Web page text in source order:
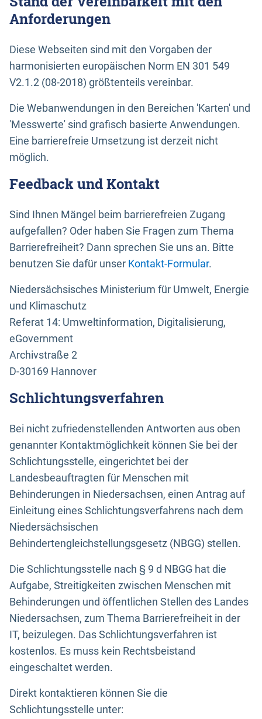
Anforderungen
Diese Webseiten sind mit den Vorgaben der
harmonisierten europäischen Norm EN 301 549
V2.1.2 (08-2018) größtenteils vereinbar.
Die Webanwendungen in den Bereichen 'Karten' und
'Messwerte' sind grafisch basierte Anwendungen.
Eine barrierefreie Umsetzung ist derzeit nicht
möglich.
Feedback und Kontakt
Sind Ihnen Mängel beim barrierefreien Zugang
aufgefallen? Oder haben Sie Fragen zum Thema
Barrierefreiheit? Dann sprechen Sie uns an. Bitte
benutzen Sie dafür unser Kontakt-Formular.
Niedersächsisches Ministerium für Umwelt, Energie
und Klimaschutz
Referat 14: Umweltinformation, Digitalisierung,
eGovernment
Archivstraße 2
D-30169 Hannover
Schlichtungsverfahren
Bei nicht zufriedenstellenden Antworten aus oben
genannter Kontaktmöglichkeit können Sie bei der
Schlichtungsstelle, eingerichtet bei der
Landesbeauftragten für Menschen mit
Behinderungen in Niedersachsen, einen Antrag auf
Einleitung eines Schlichtungsverfahrens nach dem
Niedersächsischen
Behindertengleichstellungsgesetz (NBGG) stellen.
Die Schlichtungsstelle nach § 9 d NBGG hat die
Aufgabe, Streitigkeiten zwischen Menschen mit
Behinderungen und öffentlichen Stellen des Landes
Niedersachsen, zum Thema Barrierefreiheit in der
IT, beizulegen. Das Schlichtungsverfahren ist
kostenlos. Es muss kein Rechtsbeistand
eingeschaltet werden.
Direkt kontaktieren können Sie die
Schlichtungsstelle unter: